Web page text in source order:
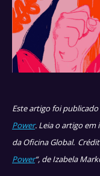
Este artigo foi
Power. Leia o artigo em
da Oficina Global.
Power“, de Izabela